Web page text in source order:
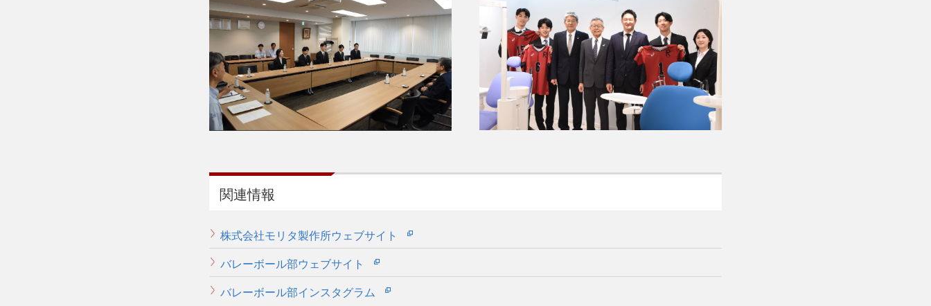
関連情報
株式会社モリタ製作所ウェブサイト
バレーボール部ウェブサイト
バレーボール部インスタグラム